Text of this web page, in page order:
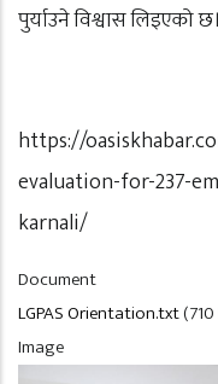
पुर्याउने विश्वास लिइएको छ।
https://
evaluation-for-237-
karnali/
Document
LGPAS Orientation.txt
Image